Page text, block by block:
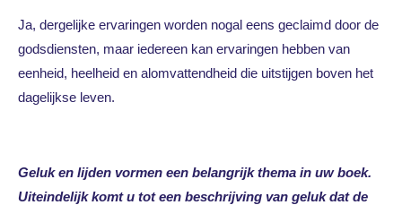
Ja, dergelijke ervaringen worden nogal eens geclaimd door de
godsdiensten, maar iedereen kan ervaringen hebben van
eenheid, heelheid en alomvattendheid die uitstijgen boven het
dagelijkse leven.
Geluk en lijden vormen een belangrijk thema in uw boek.
Uiteindelijk komt u tot een beschrijving van geluk dat de